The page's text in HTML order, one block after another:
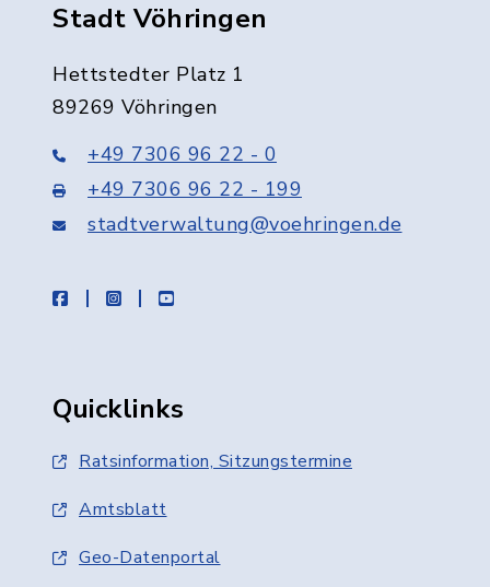
Stadt Vöhringen
Hettstedter Platz 1
89269 Vöhringen
+49 7306 96 22 - 0
+49 7306 96 22 - 199
stadtverwaltung@voehringen.de
facebookinstagramyoutube
Quicklinks
Ratsinformation, Sitzungstermine
Amtsblatt
Geo-Datenportal